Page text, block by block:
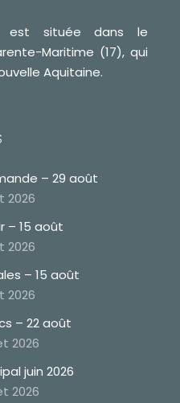
est située dans le
Maritime (17), qui
Aquitaine.
– 29 août
2026
– 15 août
2026
– 15 août
2026
– 22 août
2026
juin 2026
2026